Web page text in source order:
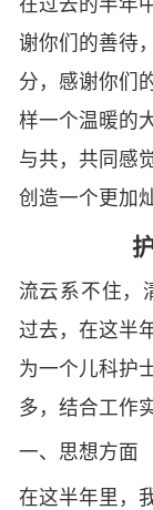
谢你们的善待
分，感谢你们
样一个温暖的
与共，共同感
创造一个更加
流云系不住，
过去，在这半
为一个儿科护
多，结合工作
一、思想方面
在这半年里，